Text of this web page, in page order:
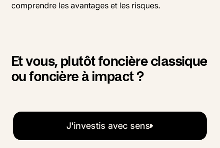
comprendre les avantages et les risques.
Et vous, plutôt foncière classique
ou foncière à impact ?
J'investis avec sens